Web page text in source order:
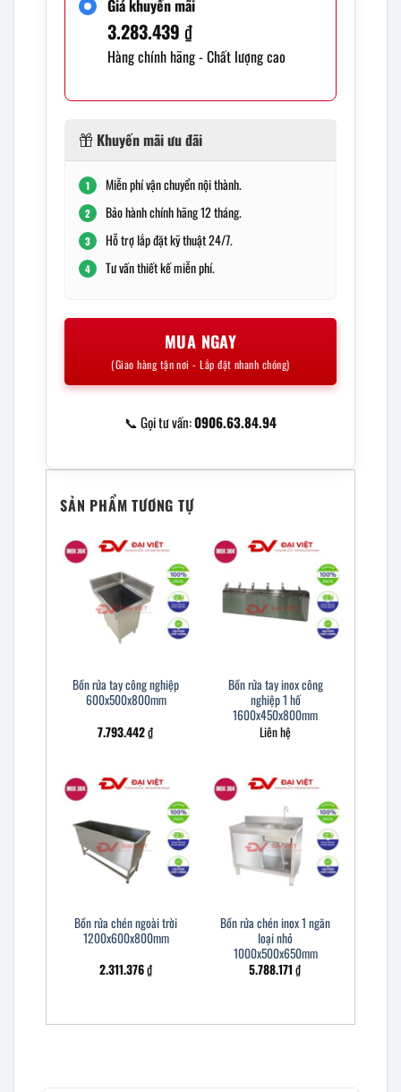
Giá khuyến mãi
3.283.439 ₫
Hàng chính hãng - Chất lượng cao
Khuyến mãi ưu đãi
1 Miễn phí vận chuyển nội thành.
2 Bảo hành chính hãng 12 tháng.
3 Hỗ trợ lắp đặt kỹ thuật 24/7.
4 Tư vấn thiết kế miễn phí.
MUA NGAY
(Giao hàng tận nơi - Lắp đặt nhanh chóng)
📞 Gọi tư vấn:0906.63.84.94
SẢN PHẨM TƯƠNG TỰ
Bồn rửa tay công nghiệp
600x500x800mm
7.793.442₫
Bồn rửa tay inox công
nghiệp 1 hố
1600x450x800mm
Liên hệ
Bồn rửa chén ngoài trời
1200x600x800mm
2.311.376₫
Bồn rửa chén inox 1 ngăn
loại nhỏ
1000x500x650mm
5.788.171 ₫